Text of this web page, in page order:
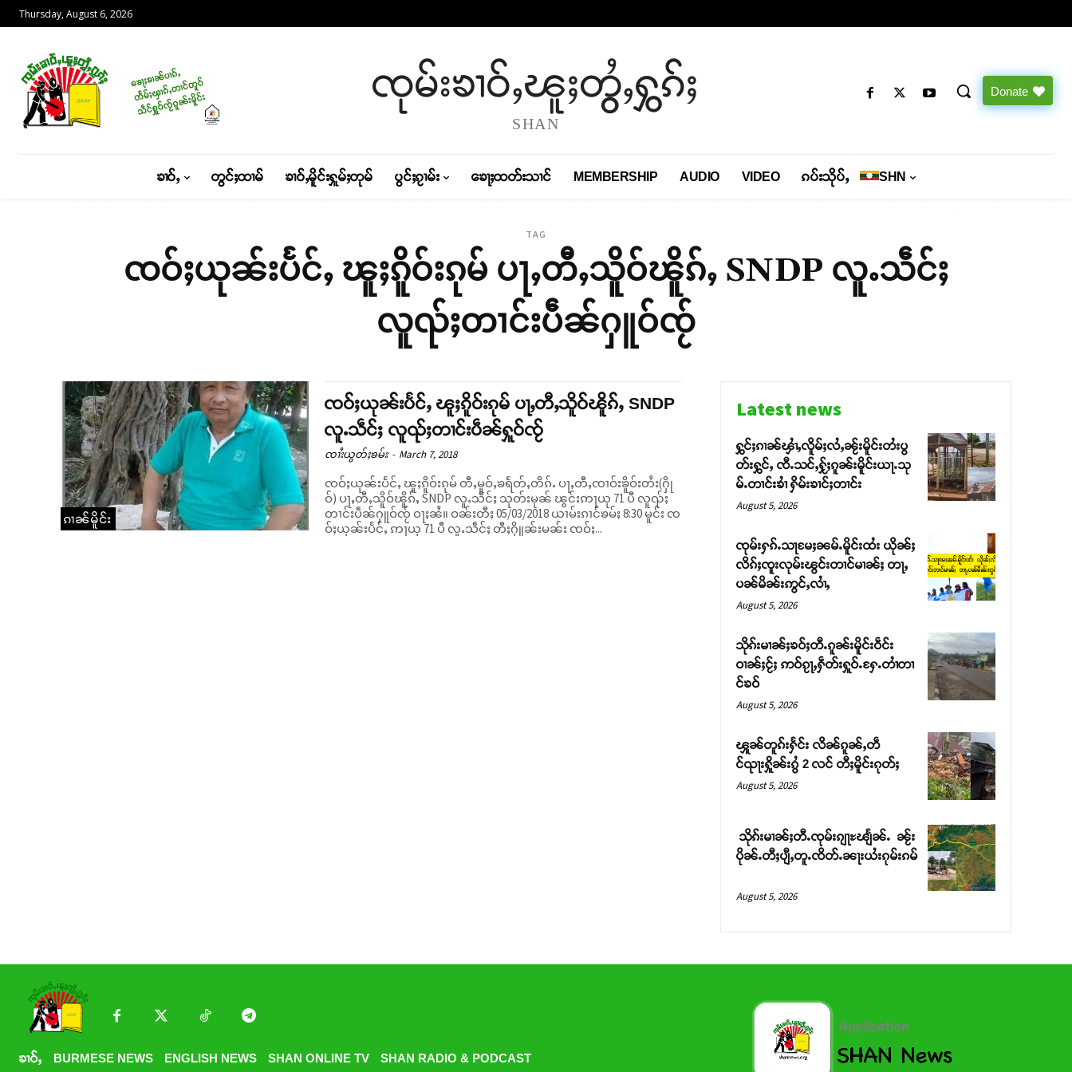
Thursday, August 6, 2026
ၸုမ်းၶၢဝ်ႇၽူႈတွႆႇႁွၵ်ႈ
SHAN
Donate
ၶၢဝ်ႇ တွင်ႈထၢမ် ၶၢဝ်ႇမိူင်းႁူမ်ႈတုမ် ပွင်ႈၵႂၢမ်း ၶေႃႈထတ်းသၢင် MEMBERSHIP AUDIO VIDEO ၵပ်းသိုပ်ႇ SHN
TAG
ၸဝ်ႈယုၼ်းပႅင်ႇ ၽူႈၵိူဝ်းၵုမ် ပႃႇတီႇသိူဝ်ၽိူၵ်ႇ SNDP လူႉသဵင်ႈ
လူၺ်ႈတၢင်းပဵၼ်ႁူဝ်ၸႂ်
ၵၢၼ်မိူင်း
ၸဝ်ႈယုၼ်းပႅင်ႇ ၽူႈၵိူဝ်းၵုမ် ပႃႇတီႇသိူဝ်ၽိူၵ်ႇ SNDP
လူႉသဵင်ႈ လူၺ်ႈတၢင်းပဵၼ်ႁူဝ်ၸႂ်
ၸၢႆးယွတ်ႈၶမ်း - March 7, 2018
ၸဝ်ႈယုၼ်းပႅင်ႇ ၽူႈၵိူဝ်းၵုမ် တီႇမူဝ်ႇၶရႅတ်ႇတိၵ်ႉ ပႃႇတီႇၸၢဝ်းၶိူဝ်းတႆး(ႁို
ဝ်) ပႃႇတီႇသိူဝ်ၽိူၵ်ႇ SNDP လူႉသဵင်ႈ သုတ်းမုၼ် ၽွင်းဢႃယု 71 ပီ လူၺ်ႈ
တၢင်းပဵၼ်ႁူဝ်ၸႂ် ဝႃႈၼႆ။ ဝၼ်းတီႈ 05/03/2018 ယၢမ်းၵၢင်ၶမ်ႈ 8:30 မူင်း ၸ
ဝ်ႈယုၼ်းပႅင်ႇ ဢႃယု 71 ပီ လူႉသဵင်ႈ တီႈႁိူၼ်းမၼ်း ၸဝ်ႈ...
Latest news
ႁွင်ႈၵၢၼ်ၾၢႆႇလိူမ်ႈလႆႇၼႂ်းမိူင်းတႆးပွ
တ်းႁွင်ႇ ၸီႉသင်ႇႁႂ်ႈၵူၼ်းမိူင်းယႃႉသု
မ်ႉတၢင်းၶၢႆ ႁိမ်းၶၢင်ႈတၢင်း
August 5, 2026
ၸုမ်းႁၵ်ႉသႃမႄႈၼမ်ႉမိူင်းထႆး ယိုၼ်ႈ
လိၵ်ႈၸူးလုမ်းၽွင်းတၢင်မၢၼ်ႈ တႃႇ
ပၼ်မိၼ်းဢွင်ႇလၢႆႇ
August 5, 2026
သိုၵ်းမၢၼ်ႈၶဝ်ႈတီႉၵူၼ်းမိူင်းဝဵင်း
ဝၢၼ်ႈငႂ်ႈ ဢဝ်ၵႂႃႇႁဵတ်းႁူဝ်ႉႁႄႉတၢႆတၢ
င်ၶဝ်
August 5, 2026
ၾူၼ်တူၵ်းႁႅင်း လိၼ်ၵူၼ်ႇတဵ
င်ၺႃးႁိူၼ်းၵွႆ 2 လင် တီႈမိူင်းၵုတ်ႈ
August 5, 2026
သိုၵ်းမၢၼ်ႈတီႉၸုမ်းၵျႃႊၽျႅၼ်ႉ ၼႂ်း
ပိုၼ်ႉတီႈပျီႇတူႉၸိတ်ႉၼႃးယႆးၵုမ်းၵမ်
August 5, 2026
ၶၢဝ်ႇ BURMESE NEWS ENGLISH NEWS SHAN ONLINE TV SHAN RADIO & PODCAST